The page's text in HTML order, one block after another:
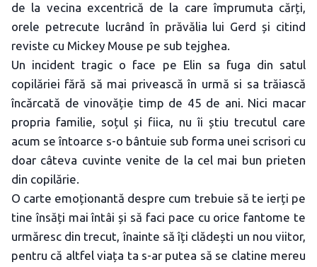
de la vecina excentrică de la care împrumuta cărți,
orele petrecute lucrând în prăvălia lui Gerd și citind
reviste cu Mickey Mouse pe sub tejghea.
Un incident tragic o face pe Elin sa fuga din satul
copilăriei fără să mai privească în urmă si sa trăiască
încărcată de vinovăție timp de 45 de ani. Nici macar
propria familie, soțul și fiica, nu îi știu trecutul care
acum se întoarce s-o bântuie sub forma unei scrisori cu
doar câteva cuvinte venite de la cel mai bun prieten
din copilărie.
O carte emoționantă despre cum trebuie să te ierți pe
tine însăți mai întâi și să faci pace cu orice fantome te
urmăresc din trecut, înainte să îți clădești un nou viitor,
pentru că altfel viața ta s-ar putea să se clatine mereu